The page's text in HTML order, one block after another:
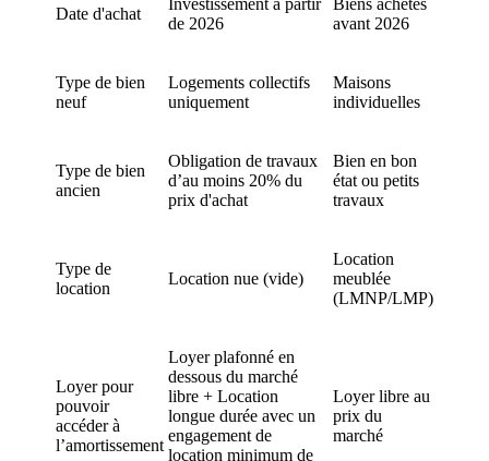
Date d'achat
Investissement à partir
de 2026
Biens achetés
avant 2026
Type de bien
neuf
Logements collectifs
uniquement
Maisons
individuelles
Type de bien
ancien
Obligation de travaux
d’au moins 20% du
prix d'achat
Bien en bon
état ou petits
travaux
Type de
location
Location nue (vide)
Location
meublée
(LMNP/LMP)
Loyer pour
pouvoir
accéder à
l’amortissement
Loyer plafonné en
dessous du marché
libre + Location
longue durée avec un
engagement de
location minimum de
Loyer libre au
prix du
marché